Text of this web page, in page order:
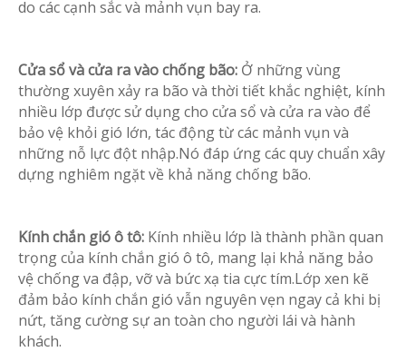
do các cạnh sắc và mảnh vụn bay ra.
Cửa sổ và cửa ra vào chống bão: Ở những vùng
thường xuyên xảy ra bão và thời tiết khắc nghiệt, kính
nhiều lớp được sử dụng cho cửa sổ và cửa ra vào để
bảo vệ khỏi gió lớn, tác động từ các mảnh vụn và
những nỗ lực đột nhập.Nó đáp ứng các quy chuẩn xây
dựng nghiêm ngặt về khả năng chống bão.
Kính chắn gió ô tô: Kính nhiều lớp là thành phần quan
trọng của kính chắn gió ô tô, mang lại khả năng bảo
vệ chống va đập, vỡ và bức xạ tia cực tím.Lớp xen kẽ
đảm bảo kính chắn gió vẫn nguyên vẹn ngay cả khi bị
nứt, tăng cường sự an toàn cho người lái và hành
khách.